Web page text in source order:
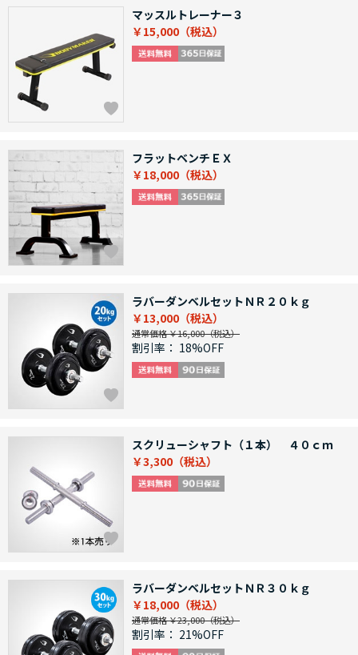
マッスルトレーナー３
￥15,000
フラットベンチＥＸ
￥18,000
ラバーダンベルセットＮＲ２０ｋｇ
￥13,000
通常価格 ￥16,000
割引率： 18%OFF
スクリューシャフト（１本） ４０ｃｍ
￥3,300
ラバーダンベルセットＮＲ３０ｋｇ
￥18,000
通常価格 ￥23,000
割引率： 21%OFF